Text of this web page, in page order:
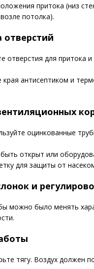
притока (низ
потолка).
отверстия для
антисептиком и
оцинкованные
открыт или
для защиты от
и
можно было менять
тягу. Воздух должен